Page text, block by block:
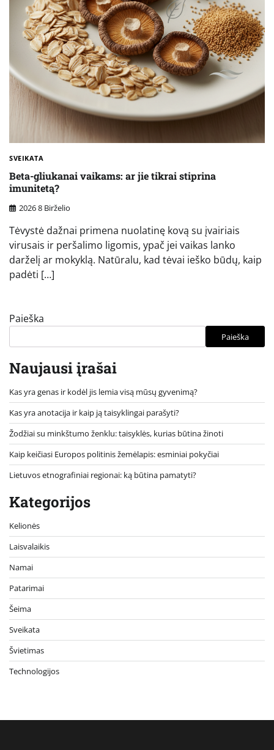
SVEIKATA
Beta-gliukanai vaikams: ar jie tikrai stiprina
imunitetą?
2026 8 Birželio
Tėvystė dažnai primena nuolatinę kovą su įvairiais
virusais ir peršalimo ligomis, ypač jei vaikas lanko
darželį ar mokyklą. Natūralu, kad tėvai ieško būdų, kaip
padėti […]
Paieška
Paieška
Naujausi įrašai
Kas yra genas ir kodėl jis lemia visą mūsų gyvenimą?
Kas yra anotacija ir kaip ją taisyklingai parašyti?
Žodžiai su minkštumo ženklu: taisyklės, kurias būtina žinoti
Kaip keičiasi Europos politinis žemėlapis: esminiai pokyčiai
Lietuvos etnografiniai regionai: ką būtina pamatyti?
Kategorijos
Kelionės
Laisvalaikis
Namai
Patarimai
Šeima
Sveikata
Švietimas
Technologijos